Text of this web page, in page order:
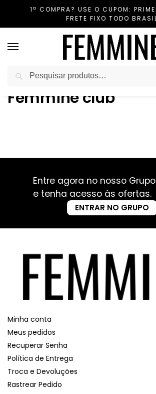
1ª COMPRA? USE O CUPOM:
FRETE FIXO TODO
Início / Femmine club
Femmine club
Entre agora no nosso
e tenha acesso às ofertas.
ENTRAR NO GRUPO
Minha conta
Meus pedidos
Recuperar Senha
Política de Entrega
Troca e Devoluções
Rastrear Pedido